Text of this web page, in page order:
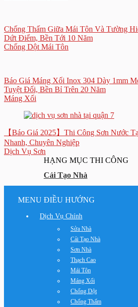
Chống Thấm Giữa Mái Tôn Và Tường
Dứt Điểm, Bền Tới 10 Năm
Chống Dột Mái Tôn
Báo Giá Máng Xối Inox 304 Dày 1mm
Tuyệt Đối, Bền Bỉ Trên 20 Năm
Máng Xối
【Báo Giá 2025】Thi Công Sơn Nước
Nhanh, Chuyên Nghiệp
Dịch Vụ Sơn
HẠNG MỤC THI CÔNG
Cải Tạo Nhà
MENU ĐIỀU HƯỚNG
Dịch Vụ Chính
Sửa Nhà
Cải Tạo Nhà
Sơn Nhà
Thạch Cao
Mái Tôn
Máng Xối
Chống Dột
Chống Thấm